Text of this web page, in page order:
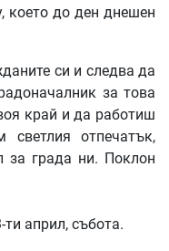
което до ден днешен
си и следва да
за това
край и да работиш
отпечатък,
за града ни. Поклон
април, събота.